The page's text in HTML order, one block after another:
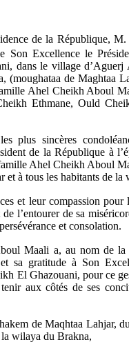
de la République,
Son Excellence le
dans le village
(moughataa de Maghtaa
Ahel Cheikh Aboul
Ethmane, Ould
plus sincères
de la République à
Ahel Cheikh Aboul
et à tous les habitants de
et leur compassion pour
l’entourer de sa
et consolation.
Maali a, au nom de
sa gratitude à Son
El Ghazouani, pour ce
aux côtés de ses
de Maqhtaa Lahjar,
la wilaya du Brakna,